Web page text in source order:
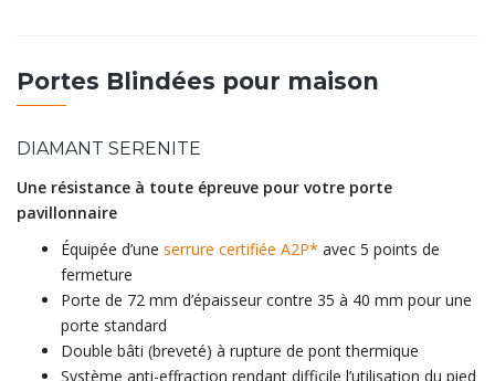
Portes Blindées pour maison
DIAMANT SERENITE
Une résistance à toute épreuve pour votre porte
pavillonnaire
Équipée d’une serrure certifiée A2P* avec 5 points de
fermeture
Porte de 72 mm d’épaisseur contre 35 à 40 mm pour une
porte standard
Double bâti (breveté) à rupture de pont thermique
Système anti-effraction rendant difficile l’utilisation du pied